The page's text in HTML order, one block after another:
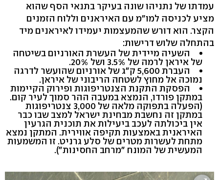
עמדתו של נתניהו שונה בעיקר בתנאי הסף שהוא
מציע לכניסה למו"מ עם האיראנים וללוח הזמנים
הקצר. הוא דורש שהמעצמות יעמידו לאיראנים מיד
בהתחלה שלוש דרישות:
השעיה מיידית של העשרת האורניום בשיטחה
של איראן לרמה של 3.5% ושל 20%.
העברת 5,600 ק"ג של אורניום שהועשר לדרגה
נמוכה אל מחוץ לשטחה הריבוני של איראן.
הפסקת התקנת הצנטריפוגות ופירוק הקיימות
במתקן פורדו, הנמצא במעבה ההר סמוך לעיר קום.
(הפעלה בתפוקה מלאה של 3,000 צנטריפוגות
במתקן זה נחשבת מבחינת ישראל למצב שבו כבר
אין ביכולתה לעכב ביעילות את תוכנית הגרעין
האיראנית באמצעות תקיפה אווירית. המתקן נמצא
מתחת לעשרות מטרים של סלע גרניט. זו המשמעות
המעשית של המונח "מרחב החסינות").